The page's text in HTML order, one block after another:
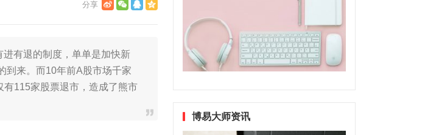
有退的制度，单单是加快新
到来。而10年前A股市场千家
115家股票退市，造成了熊市
博易大师资讯